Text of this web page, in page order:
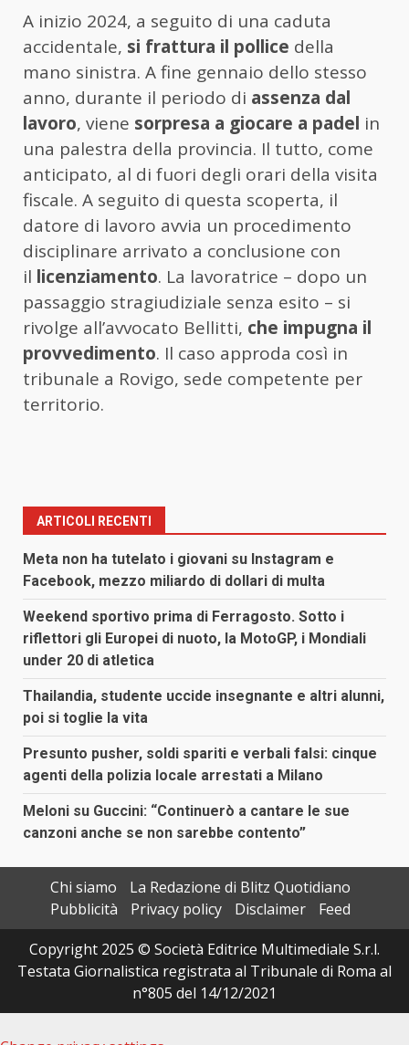
A inizio 2024, a seguito di una caduta
accidentale, si frattura il pollice della
mano sinistra. A fine gennaio dello stesso
anno, durante il periodo di assenza dal
lavoro, viene sorpresa a giocare a padel in
una palestra della provincia. Il tutto, come
anticipato, al di fuori degli orari della visita
fiscale. A seguito di questa scoperta, il
datore di lavoro avvia un procedimento
disciplinare arrivato a conclusione con
il licenziamento. La lavoratrice – dopo un
passaggio stragiudiziale senza esito – si
rivolge all’avvocato Bellitti, che impugna il
provvedimento. Il caso approda così in
tribunale a Rovigo, sede competente per
territorio.
ARTICOLI RECENTI
Meta non ha tutelato i giovani su Instagram e
Facebook, mezzo miliardo di dollari di multa
Weekend sportivo prima di Ferragosto. Sotto i
riflettori gli Europei di nuoto, la MotoGP, i Mondiali
under 20 di atletica
Thailandia, studente uccide insegnante e altri alunni,
poi si toglie la vita
Presunto pusher, soldi spariti e verbali falsi: cinque
agenti della polizia locale arrestati a Milano
Meloni su Guccini: “Continuerò a cantare le sue
canzoni anche se non sarebbe contento”
Chi siamo
La Redazione di Blitz Quotidiano
Pubblicità
Privacy policy Disclaimer
Feed
Copyright 2025 © Società Editrice Multimediale S.r.l.
Testata Giornalistica registrata al Tribunale di Roma al
n°805 del 14/12/2021